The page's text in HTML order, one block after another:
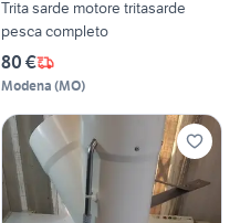
Trita sarde motore tritasarde
pesca completo
80 €
Modena (MO)